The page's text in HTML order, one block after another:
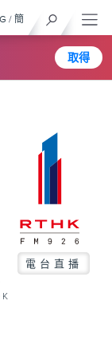
取得
/ 簡
電台直播